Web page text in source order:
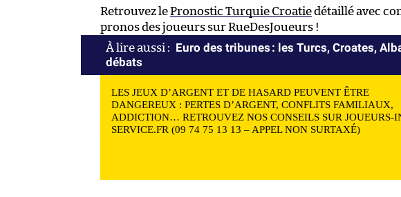
Retrouvez lePronostic Turquie Croatiedétaillé avec
pronos des joueurs sur RueDesJoueurs !
Euro des tribunes : les Turcs, Croates,
débats
LES JEUX D’ARGENT ET DE HASARD PEUVENT ÊTRE
DANGEREUX : PERTES D’ARGENT, CONFLITS FAMILIAUX,
ADDICTION… RETROUVEZ NOS CONSEILS SUR JOUEURS-
SERVICE.FR (09 74 75 13 13 – APPEL NON SURTAXÉ)